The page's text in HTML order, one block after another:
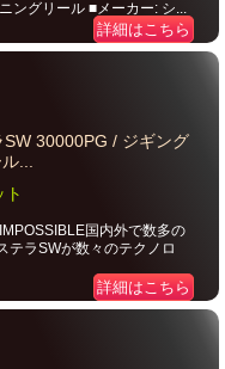
ングリール ■メーカー: シ...
詳細はこちら
30000PG / ジギング
...
ト
国内外で数多の
テラSWが数々のテクノロ
詳細はこちら